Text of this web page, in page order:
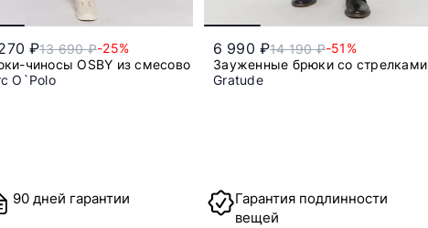
₽13 690 ₽-25%
чиносы OSBY из смесового хлопка
O`Polo
6 990 ₽14 190 ₽-51%
Зауженные брюки со стрелками
Gratude
90 дней гарантии
Гарантия подлинности
вещей